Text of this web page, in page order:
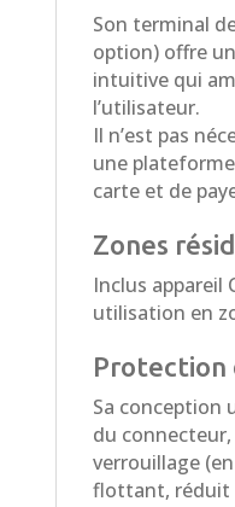
Son terminal
option) offre
intuitive qui
l’utilisateur.
Il n’est pas
une
carte et de
Zones
Inclus appareil
utilisation en
Protection
Sa conception
du
verrouillage
flottant, réduit